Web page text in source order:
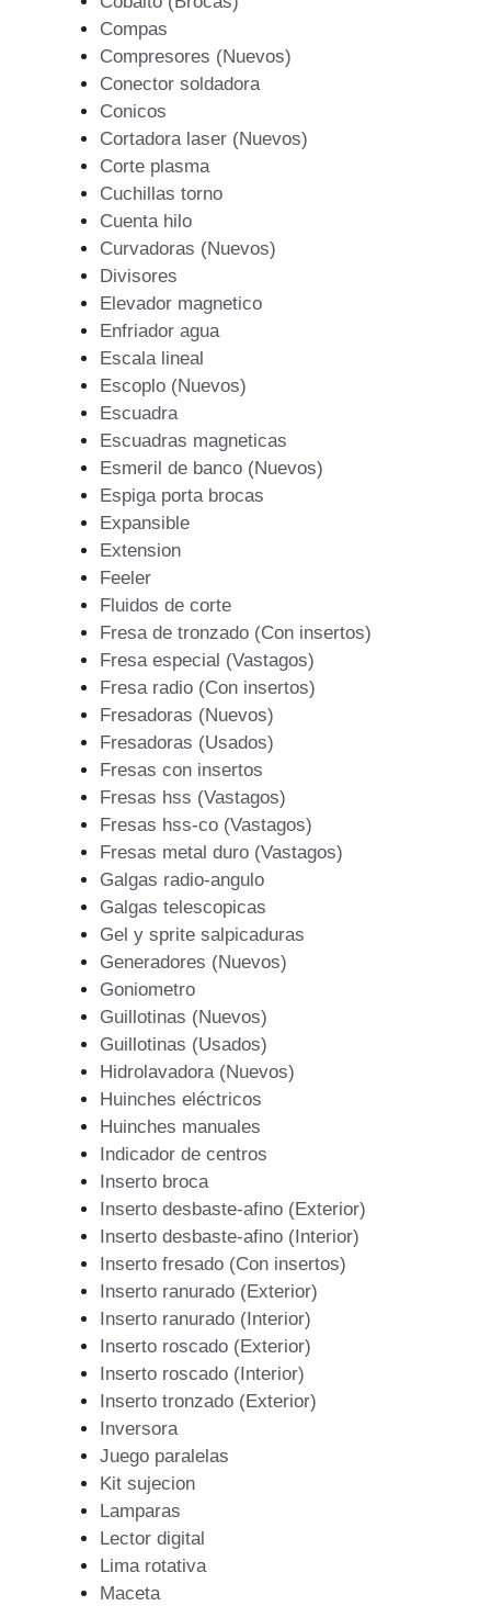
Compas
Compresores (Nuevos)
Conector soldadora
Conicos
Cortadora laser (Nuevos)
Corte plasma
Cuchillas torno
Cuenta hilo
Curvadoras (Nuevos)
Divisores
Elevador magnetico
Enfriador agua
Escala lineal
Escoplo (Nuevos)
Escuadra
Escuadras magneticas
Esmeril de banco (Nuevos)
Espiga porta brocas
Expansible
Extension
Feeler
Fluidos de corte
Fresa de tronzado (Con insertos)
Fresa especial (Vastagos)
Fresa radio (Con insertos)
Fresadoras (Nuevos)
Fresadoras (Usados)
Fresas con insertos
Fresas hss (Vastagos)
Fresas hss-co (Vastagos)
Fresas metal duro (Vastagos)
Galgas radio-angulo
Galgas telescopicas
Gel y sprite salpicaduras
Generadores (Nuevos)
Goniometro
Guillotinas (Nuevos)
Guillotinas (Usados)
Hidrolavadora (Nuevos)
Huinches eléctricos
Huinches manuales
Indicador de centros
Inserto broca
Inserto desbaste-afino (Exterior)
Inserto desbaste-afino (Interior)
Inserto fresado (Con insertos)
Inserto ranurado (Exterior)
Inserto ranurado (Interior)
Inserto roscado (Exterior)
Inserto roscado (Interior)
Inserto tronzado (Exterior)
Inversora
Juego paralelas
Kit sujecion
Lamparas
Lector digital
Lima rotativa
Maceta